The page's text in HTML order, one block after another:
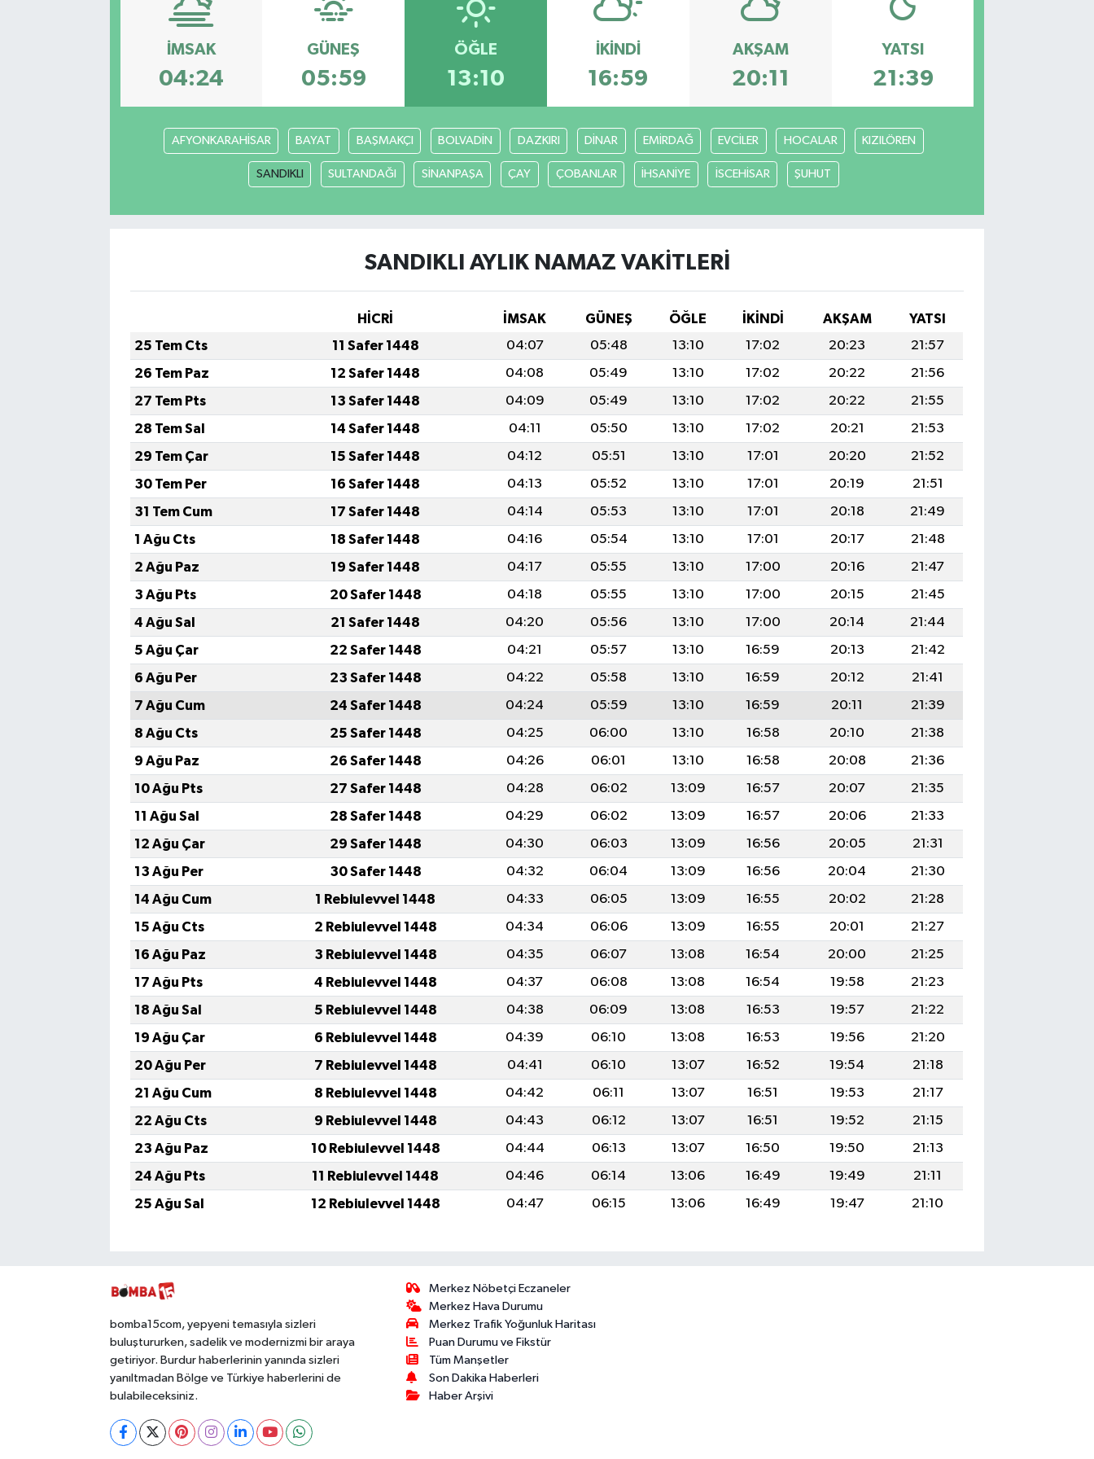
İMSAK
04:24
GÜNEŞ
05:59
ÖĞLE
13:10
İKINDI
16:59
AKŞAM
20:11
YATSI
21:39
AFYONKARAHİSAR BAYAT BAŞMAKÇI BOLVADİN DAZKIRI DİNAR EMİRDAĞ EVCİLER HOCALAR KIZILÖREN
SANDIKLI SULTANDAĞI SİNANPAŞA ÇAY ÇOBANLAR İHSANİYE İSCEHİSAR ŞUHUT
SANDIKLI AYLIK NAMAZ VAKITLERI
HİCRİ İMSAK GÜNEŞ ÖĞLE İKINDI AKŞAM
YATSI
25 Tem Cts
11 Safer 1448 04:07 05:48 13:10 17:02 20:23
21:57
26 Tem Paz
12 Safer 1448 04:08 05:49 13:10 17:02 20:22
21:56
27 Tem Pts
13 Safer 1448 04:09 05:49 13:10 17:02 20:22
21:55
28 Tem Sal
14 Safer 1448 04:11 05:50 13:10 17:02 20:21
21:53
29 Tem Çar
15 Safer 1448 04:12 05:51 13:10 17:01 20:20
21:52
30 Tem Per
16 Safer 1448 04:13 05:52 13:10 17:01 20:19
21:51
31 Tem Cum
17 Safer 1448 04:14 05:53 13:10 17:01 20:18
21:49
1 Ağu Cts
18 Safer 1448 04:16 05:54 13:10 17:01 20:17
21:48
2 Ağu Paz
19 Safer 1448 04:17 05:55 13:10 17:00 20:16
21:47
3 Ağu Pts
20 Safer 1448 04:18 05:55 13:10 17:00 20:15
21:45
4 Ağu Sal
21 Safer 1448 04:20 05:56 13:10 17:00 20:14
21:44
5 Ağu Çar
22 Safer 1448 04:21 05:57 13:10 16:59 20:13
21:42
6 Ağu Per
23 Safer 1448 04:22 05:58 13:10 16:59 20:12
21:41
7 Ağu Cum
24 Safer 1448 04:24 05:59 13:10 16:59 20:11
21:39
8 Ağu Cts
25 Safer 1448 04:25 06:00 13:10 16:58 20:10
21:38
9 Ağu Paz
26 Safer 1448 04:26 06:01 13:10 16:58 20:08
21:36
10 Ağu Pts
27 Safer 1448 04:28 06:02 13:09 16:57 20:07
21:35
11 Ağu Sal
28 Safer 1448 04:29 06:02 13:09 16:57 20:06
21:33
12 Ağu Çar
29 Safer 1448 04:30 06:03 13:09 16:56 20:05
21:31
13 Ağu Per
30 Safer 1448 04:32 06:04 13:09 16:56 20:04
21:30
14 Ağu Cum
1 Rebiulevvel 1448 04:33 06:05 13:09 16:55 20:02
21:28
15 Ağu Cts
2 Rebiulevvel 1448 04:34 06:06 13:09 16:55 20:01
21:27
16 Ağu Paz
3 Rebiulevvel 1448 04:35 06:07 13:08 16:54 20:00
21:25
17 Ağu Pts
4 Rebiulevvel 1448 04:37 06:08 13:08 16:54 19:58
21:23
18 Ağu Sal
5 Rebiulevvel 1448 04:38 06:09 13:08 16:53 19:57
21:22
19 Ağu Çar
6 Rebiulevvel 1448 04:39 06:10 13:08 16:53 19:56
21:20
20 Ağu Per
7 Rebiulevvel 1448 04:41 06:10 13:07 16:52 19:54
21:18
21 Ağu Cum
8 Rebiulevvel 1448 04:42 06:11 13:07 16:51 19:53
21:17
22 Ağu Cts
9 Rebiulevvel 1448 04:43 06:12 13:07 16:51 19:52
21:15
23 Ağu Paz
10 Rebiulevvel 1448 04:44 06:13 13:07 16:50 19:50
21:13
24 Ağu Pts
11 Rebiulevvel 1448 04:46 06:14 13:06 16:49 19:49
21:11
25 Ağu Sal
12 Rebiulevvel 1448 04:47 06:15 13:06 16:49 19:47 21:10
bomba15com, yepyeni temasıyla sizleri
buluştururken, sadelik ve modernizmi bir araya
getiriyor. Burdur haberlerinin yanında sizleri
yanıltmadan Bölge ve Türkiye haberlerini de
bulabileceksiniz.
Merkez Nöbetçi Eczaneler
Merkez Hava Durumu
Merkez Trafik Yoğunluk Haritası
Puan Durumu ve Fikstür
Tüm Manşetler
Son Dakika Haberleri
Haber Arşivi